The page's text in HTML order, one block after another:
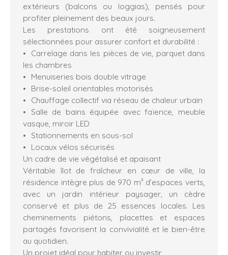
extérieurs (balcons ou loggias), pensés pour
profiter pleinement des beaux jours.
Les prestations ont été soigneusement
sélectionnées pour assurer confort et durabilité :
Carrelage dans les pièces de vie, parquet dans
les chambres
Menuiseries bois double vitrage
Brise-soleil orientables motorisés
Chauffage collectif via réseau de chaleur urbain
Salle de bains équipée avec faïence, meuble
vasque, miroir LED
Stationnements en sous-sol
Locaux vélos sécurisés
Un cadre de vie végétalisé et apaisant
Véritable îlot de fraîcheur en cœur de ville, la
résidence intègre plus de 970 m² d’espaces verts,
avec un jardin intérieur paysager, un cèdre
conservé et plus de 25 essences locales. Les
cheminements piétons, placettes et espaces
partagés favorisent la convivialité et le bien-être
au quotidien.
Un projet idéal pour habiter ou investir